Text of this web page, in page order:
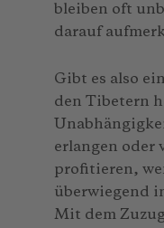
bleiben oft
darauf
Gibt es also
den Tibetern
erlangen oder
profitieren,
überwiegend
Mit dem